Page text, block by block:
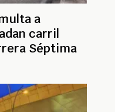
a
carril
Séptima